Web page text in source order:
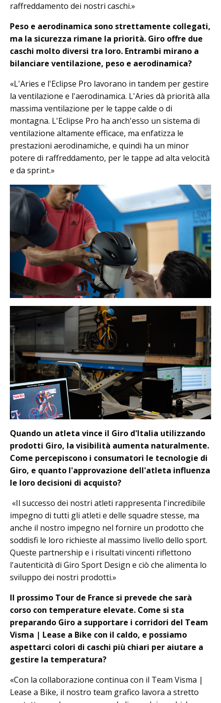
raffreddamento dei nostri caschi.»
Peso e aerodinamica sono strettamente collegati,
ma la sicurezza rimane la priorità. Giro offre due
caschi molto diversi tra loro. Entrambi mirano a
bilanciare ventilazione, peso e aerodinamica?
«L'Aries e l'Eclipse Pro lavorano in tandem per gestire
la ventilazione e l'aerodinamica. L'Aries dà priorità alla
massima ventilazione per le tappe calde o di
montagna. L'Eclipse Pro ha anch'esso un sistema di
ventilazione altamente efficace, ma enfatizza le
prestazioni aerodinamiche, e quindi ha un minor
potere di raffreddamento, per le tappe ad alta velocità
e da sprint.»
Quando un atleta vince il Giro d'Italia utilizzando
prodotti Giro, la visibilità aumenta naturalmente.
Come percepiscono i consumatori le tecnologie di
Giro, e quanto l'approvazione dell'atleta influenza
le loro decisioni di acquisto?
«Il successo dei nostri atleti rappresenta l'incredibile
impegno di tutti gli atleti e delle squadre stesse, ma
anche il nostro impegno nel fornire un prodotto che
soddisfi le loro richieste al massimo livello dello sport.
Queste partnership e i risultati vincenti riflettono
l'autenticità di Giro Sport Design e ciò che alimenta lo
sviluppo dei nostri prodotti.»
Il prossimo Tour de France si prevede che sarà
corso con temperature elevate. Come si sta
preparando Giro a supportare i corridori del Team
Visma | Lease a Bike con il caldo, e possiamo
aspettarci colori di caschi più chiari per aiutare a
gestire la temperatura?
«Con la collaborazione continua con il Team Visma |
Lease a Bike, il nostro team grafico lavora a stretto